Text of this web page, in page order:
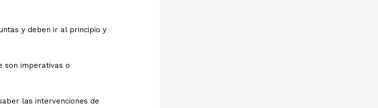
y deben ir al principio y
son imperativas o
las intervenciones de